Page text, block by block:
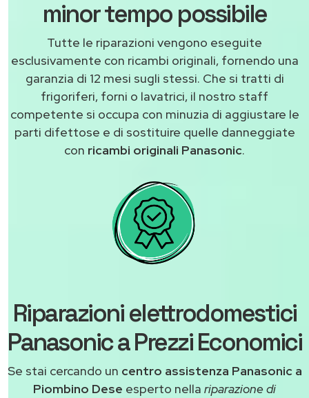
minor tempo possibile
Tutte le riparazioni vengono eseguite
esclusivamente con ricambi originali, fornendo una
garanzia di 12 mesi sugli stessi. Che si tratti di
frigoriferi, forni o lavatrici, il nostro staff
competente si occupa con minuzia di aggiustare le
parti difettose e di sostituire quelle danneggiate
con ricambi originali Panasonic.
Riparazioni elettrodomestici
Panasonic a Prezzi Economici
Se stai cercando un centro assistenza Panasonic a
Piombino Dese esperto nella riparazione di